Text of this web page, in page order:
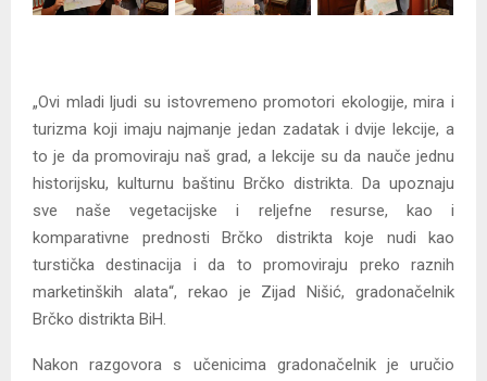
„Ovi mladi ljudi su istovremeno promotori ekologije, mira i
turizma koji imaju najmanje jedan zadatak i dvije lekcije, a
to je da promoviraju naš grad, a lekcije su da nauče jednu
historijsku, kulturnu baštinu Brčko distrikta. Da upoznaju
sve naše vegetacijske i reljefne resurse, kao i
komparativne prednosti Brčko distrikta koje nudi kao
turstička destinacija i da to promoviraju preko raznih
marketinških alata“, rekao je Zijad Nišić, gradonačelnik
Brčko distrikta BiH.
Nakon razgovora s učenicima gradonačelnik je uručio